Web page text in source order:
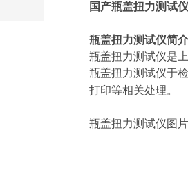
国产瓶盖扭力测试
瓶盖扭力测试仪简介
瓶盖扭力测试仪是
瓶盖扭力测试仪于
打印等相关处理。
瓶盖扭力测试仪图片